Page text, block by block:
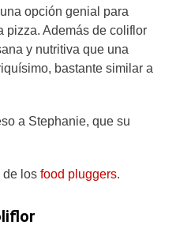
opción genial para
pizza. Además de coliflor
y nutritiva que una
bastante similar a
a Stephanie, que su
de los food pluggers.